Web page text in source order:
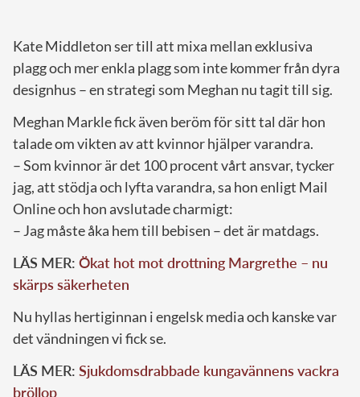
Kate Middleton ser till att mixa mellan exklusiva
plagg och mer enkla plagg som inte kommer från dyra
designhus – en strategi som Meghan nu tagit till sig.
Meghan Markle fick även beröm för sitt tal där hon
talade om vikten av att kvinnor hjälper varandra.
– Som kvinnor är det 100 procent vårt ansvar, tycker
jag, att stödja och lyfta varandra, sa hon enligt Mail
Online och hon avslutade charmigt:
– Jag måste åka hem till bebisen – det är matdags.
LÄS MER: Ökat hot mot drottning Margrethe – nu
skärps säkerheten
Nu hyllas hertiginnan i engelsk media och kanske var
det vändningen vi fick se.
LÄS MER: Sjukdomsdrabbade kungavännens vackra
bröllop